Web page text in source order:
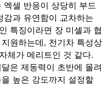
셀 반응이 상당히 부드
감과 유연함이 교차하는
특징이라면 장 미셸과 협
원하는데, 전기차 특성상
체가 메리트인 것 같다.
은 제동력이 초반에 몰려
높은 강도까지 설정할